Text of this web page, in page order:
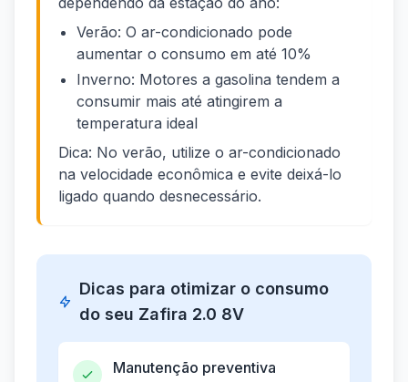
Verão: O ar-condicionado pode
aumentar o consumo em até 10%
Inverno: Motores a gasolina tendem a
consumir mais até atingirem a
temperatura ideal
Dica: No verão, utilize o ar-condicionado
na velocidade econômica e evite deixá-lo
ligado quando desnecessário.
Dicas para otimizar o consumo
do seu Zafira 2.0 8V
Manutenção preventiva